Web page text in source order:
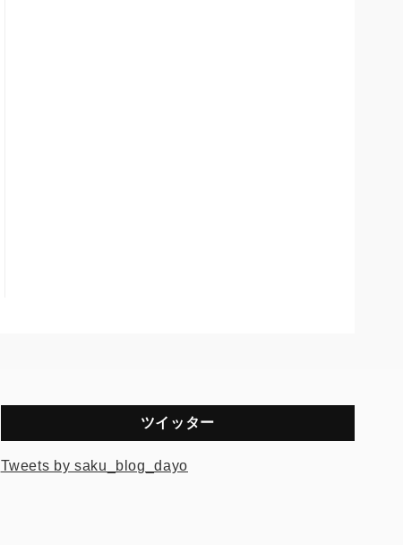
ツイッター
Tweets by saku_blog_dayo